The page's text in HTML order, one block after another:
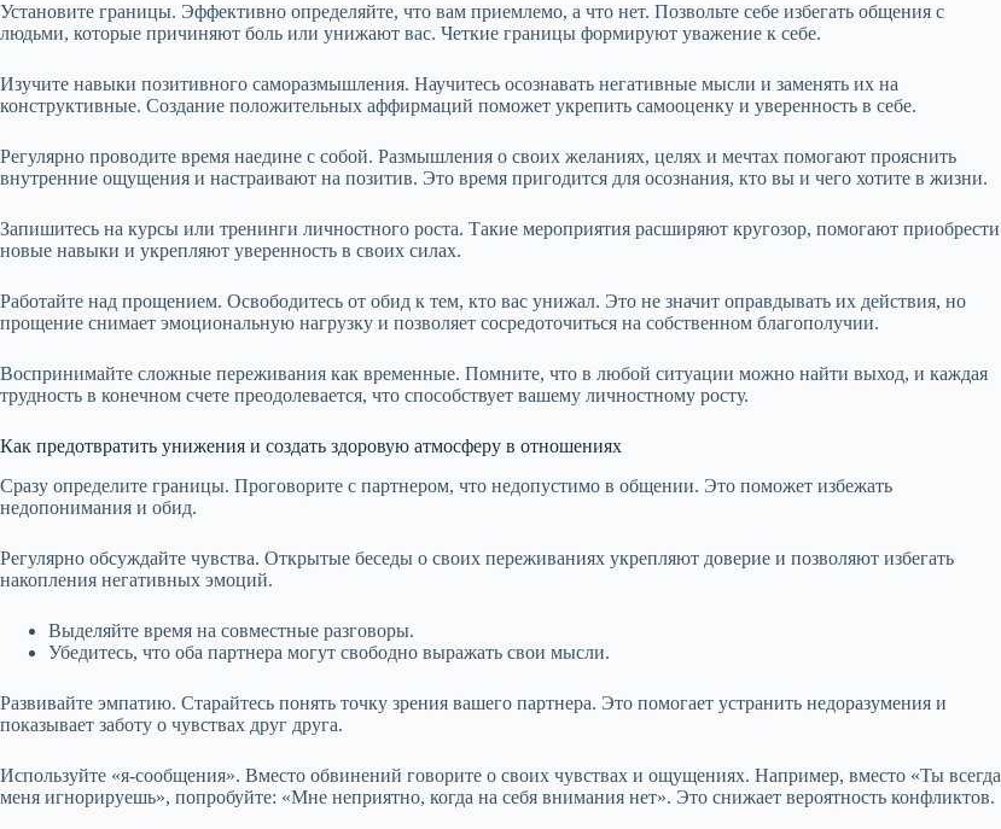
Установите границы. Эффективно определяйте, что вам приемлемо, а что нет. Позвольте себе избегать общения с
людьми, которые причиняют боль или унижают вас. Четкие границы формируют уважение к себе.
Изучите навыки позитивного саморазмышления. Научитесь осознавать негативные мысли и заменять их на
конструктивные. Создание положительных аффирмаций поможет укрепить самооценку и уверенность в себе.
Регулярно проводите время наедине с собой. Размышления о своих желаниях, целях и мечтах помогают прояснить
внутренние ощущения и настраивают на позитив. Это время пригодится для осознания, кто вы и чего хотите в жизни.
Запишитесь на курсы или тренинги личностного роста. Такие мероприятия расширяют кругозор, помогают приобрести
новые навыки и укрепляют уверенность в своих силах.
Работайте над прощением. Освободитесь от обид к тем, кто вас унижал. Это не значит оправдывать их действия, но
прощение снимает эмоциональную нагрузку и позволяет сосредоточиться на собственном благополучии.
Воспринимайте сложные переживания как временные. Помните, что в любой ситуации можно найти выход, и каждая
трудность в конечном счете преодолевается, что способствует вашему личностному росту.
Как предотвратить унижения и создать здоровую атмосферу в отношениях
Сразу определите границы. Проговорите с партнером, что недопустимо в общении. Это поможет избежать
недопонимания и обид.
Регулярно обсуждайте чувства. Открытые беседы о своих переживаниях укрепляют доверие и позволяют избегать
накопления негативных эмоций.
Выделяйте время на совместные разговоры.
Убедитесь, что оба партнера могут свободно выражать свои мысли.
Развивайте эмпатию. Старайтесь понять точку зрения вашего партнера. Это помогает устранить недоразумения и
показывает заботу о чувствах друг друга.
Используйте «я-сообщения». Вместо обвинений говорите о своих чувствах и ощущениях. Например, вместо «Ты всегда
меня игнорируешь», попробуйте: «Мне неприятно, когда на себя внимания нет». Это снижает вероятность конфликтов.